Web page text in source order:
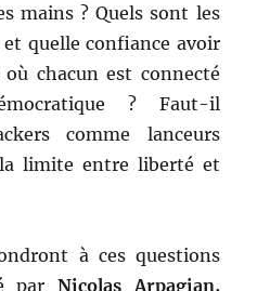
mains ? Quels sont les
quelle confiance avoir
chacun est connecté
? Faut-il
comme lanceurs
limite entre liberté et
à ces questions
par Nicolas Arpagian,